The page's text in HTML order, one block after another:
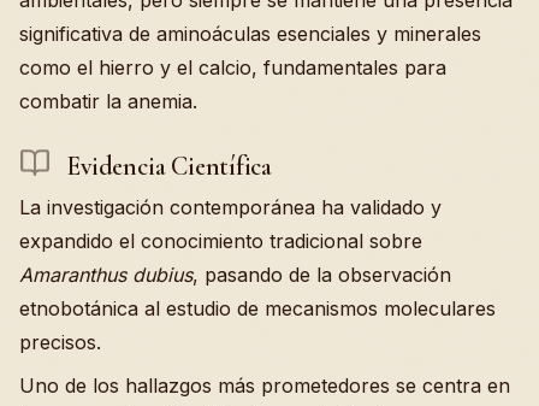
significativa de aminoáculas esenciales y minerales
como el hierro y el calcio, fundamentales para
combatir la anemia.
Evidencia Científica
La investigación contemporánea ha validado y
expandido el conocimiento tradicional sobre
Amaranthus dubius, pasando de la observación
etnobotánica al estudio de mecanismos moleculares
precisos.
Uno de los hallazgos más prometedores se centra en